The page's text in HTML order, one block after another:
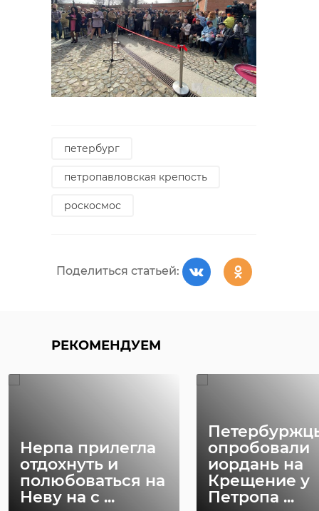
петербург
петропавловская крепость
роскосмос
Поделиться статьей:
РЕКОМЕНДУЕМ
Нерпа прилегла
отдохнуть и
полюбоваться на
Неву на с ...
опробовали
иордань на
Крещение у
Петропа ...